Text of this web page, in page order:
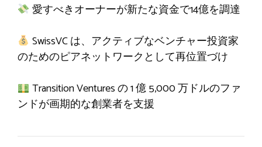
愛すべきオーナーが新たな資金で14億を調達
SwissVC は、アクティブなベンチャー投資家
のためのピアネットワークとして再位置づけ
Transition Ventures の 1 億 5,000 万ドルのファ
ンドが画期的な創業者を支援